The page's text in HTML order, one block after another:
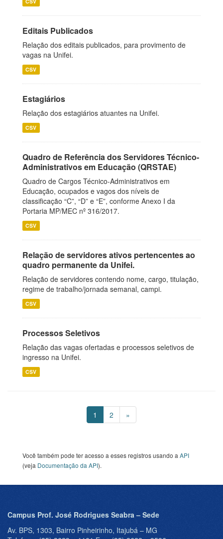
Editais Publicados
Relação dos editais publicados, para provimento de
vagas na Unifei.
CSV
Estagiários
Relação dos estagiários atuantes na Unifei.
CSV
Quadro de Referência dos Servidores Técnico-
Administrativos em Educação (QRSTAE)
Quadro de Cargos Técnico-Administrativos em
Educação, ocupados e vagos dos níveis de
classificação “C”, “D” e “E”, conforme Anexo I da
Portaria MP/MEC nº 316/2017.
CSV
Relação de servidores ativos pertencentes ao
quadro permanente da Unifei.
Relação de servidores contendo nome, cargo, titulação,
regime de trabalho/jornada semanal, campi.
CSV
Processos Seletivos
Relação das vagas ofertadas e processos seletivos de
ingresso na Unifei.
CSV
1 2 »
Você também pode ter acesso a esses registros usando a API
(veja Documentação da API).
Campus Prof. José Rodrigues Seabra – Sede
Av. BPS, 1303, Bairro Pinheirinho, Itajubá – MG